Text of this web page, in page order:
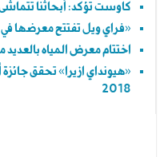
كاوست تؤكد: أبحاثنا
«فراي ويل تفتتح معرضها في
اختتام معرض المياه بالعديد
«هيونداي ازيرا» تحقق
2018